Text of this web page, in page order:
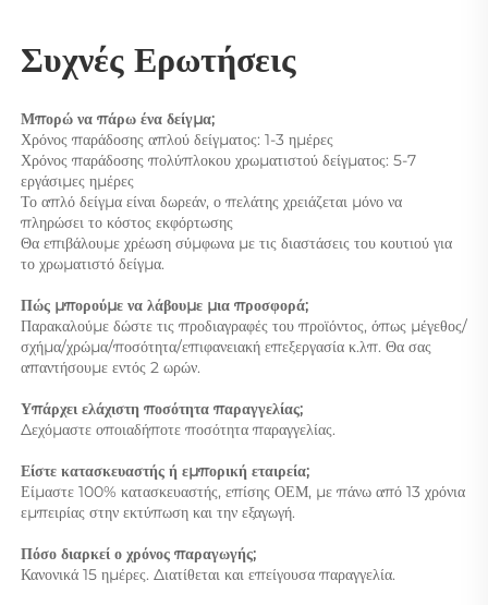
Συχνές Ερωτήσεις
Μπορώ να πάρω ένα δείγμα;
Χρόνος παράδοσης απλού δείγματος: 1-3 ημέρες
Χρόνος παράδοσης πολύπλοκου χρωματιστού δείγματος: 5-7
εργάσιμες ημέρες
Το απλό δείγμα είναι δωρεάν, ο πελάτης χρειάζεται μόνο να
πληρώσει το κόστος εκφόρτωσης
Θα επιβάλουμε χρέωση σύμφωνα με τις διαστάσεις του κουτιού για
το χρωματιστό δείγμα.
Πώς μπορούμε να λάβουμε μια προσφορά;
Παρακαλούμε δώστε τις προδιαγραφές του προϊόντος, όπως μέγεθος/
σχήμα/χρώμα/ποσότητα/επιφανειακή επεξεργασία κ.λπ. Θα σας
απαντήσουμε εντός 2 ωρών.
Υπάρχει ελάχιστη ποσότητα παραγγελίας;
Δεχόμαστε οποιαδήποτε ποσότητα παραγγελίας.
Είστε κατασκευαστής ή εμπορική εταιρεία;
Είμαστε 100% κατασκευαστής, επίσης ΟΕΜ, με πάνω από 13 χρόνια
εμπειρίας στην εκτύπωση και την εξαγωγή.
Πόσο διαρκεί ο χρόνος παραγωγής;
Κανονικά 15 ημέρες. Διατίθεται και επείγουσα παραγγελία.